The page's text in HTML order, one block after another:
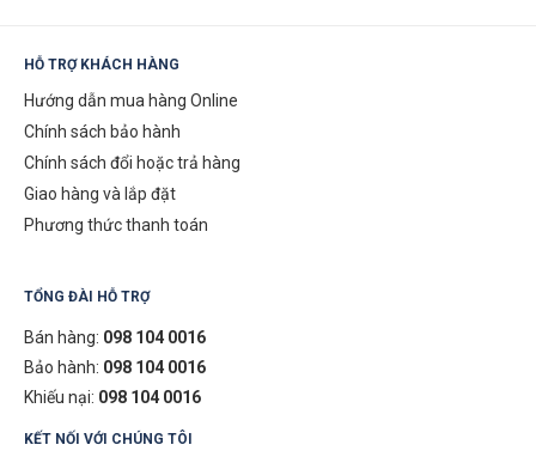
HỖ TRỢ KHÁCH HÀNG
Hướng dẫn mua hàng Online
Chính sách bảo hành
Chính sách đổi hoặc trả hàng
Giao hàng và lắp đặt
Phương thức thanh toán
TỔNG ĐÀI HỖ TRỢ
Bán hàng: 098 104 0016
Bảo hành: 098 104 0016
Khiếu nại: 098 104 0016
KẾT NỐI VỚI CHÚNG TÔI